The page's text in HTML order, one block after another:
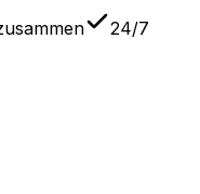
24/7